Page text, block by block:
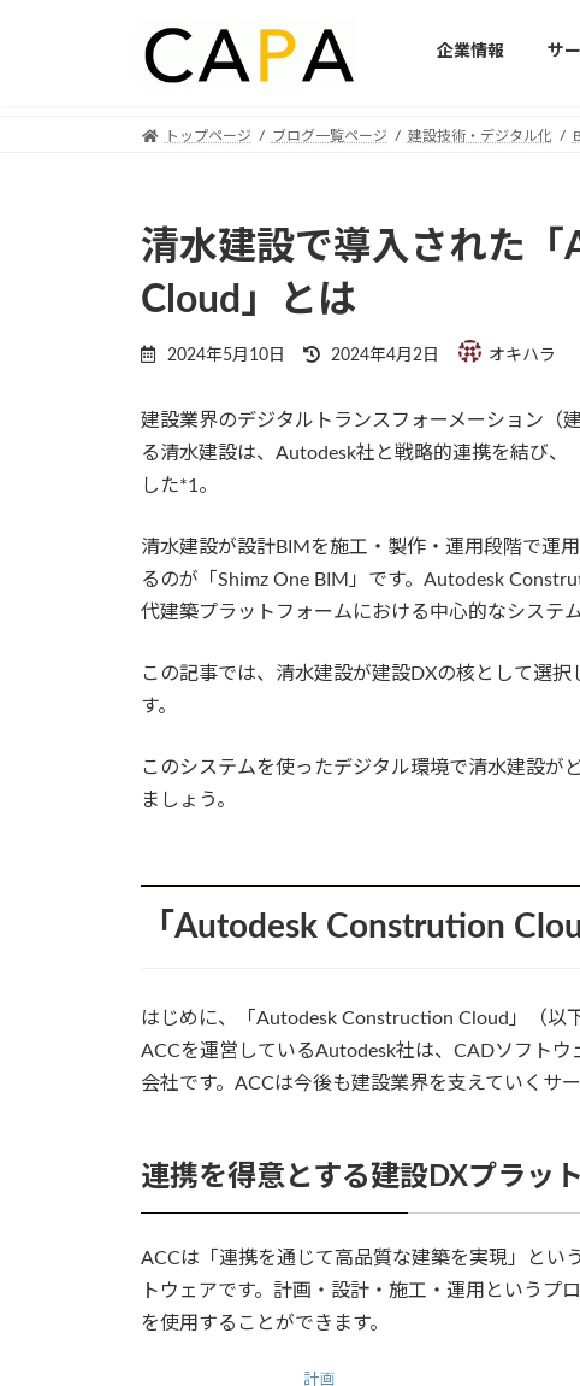
企業情報 サ
トップページ ブログ一覧ページ 建設技術・デジタル化
清水建設で導入された
Cloud」とは
2024年5月10日
Last
updated
2024年4月2日 オキハラ
建設業界のデジタルトランスフォーメーション（
る清水建設は、Autodesk社と戦略的連携を結び
した*1。
清水建設が設計BIMを施工・製作・運用段階で運
るのが「Shimz One BIM」です。Autodesk
代建築プラットフォームにおける中心的なシステ
この記事では、清水建設が建設DXの核として選
す。
このシステムを使ったデジタル環境で清水建設が
ましょう。
「Autodesk Constrution
はじめに、「Autodesk Construction Cloud」（以
ACCを運営しているAutodesk社は、CADソフト
会社です。ACCは今後も建設業界を支えていくサ
連携を得意とする建設DXプラッ
ACCは「連携を通じて高品質な建築を実現」とい
トウェアです。計画・設計・施工・運用というプ
を使用することができます。